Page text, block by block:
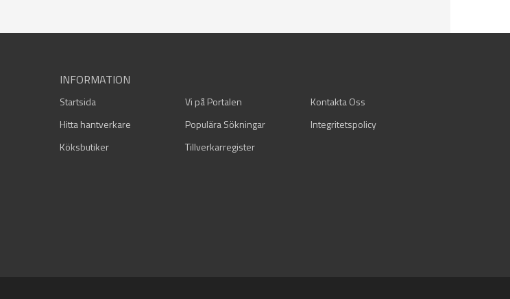
INFORMATION
Startsida Vi på Portalen
Kontakta Oss
Hitta hantverkare
Populära Sökningar
Integritetspolicy
Köksbutiker
Tillverkarregister